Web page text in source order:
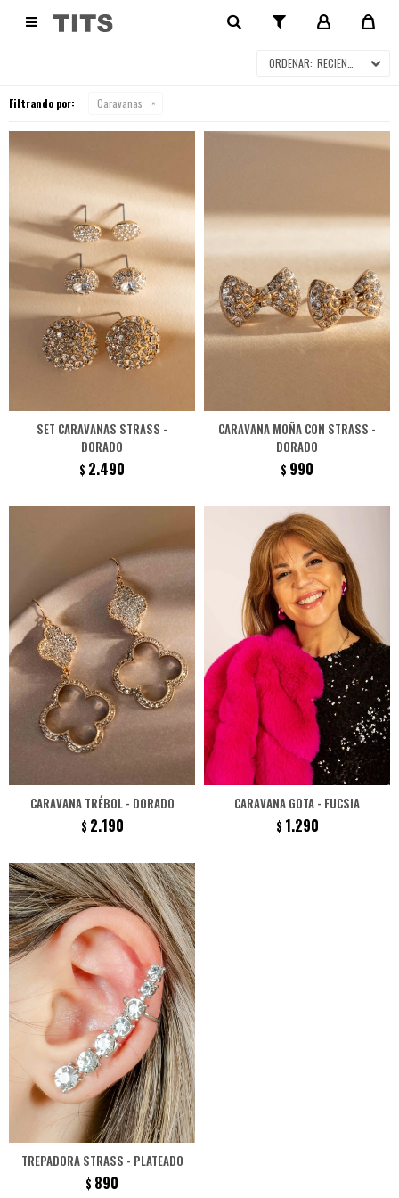
 CARAVANAS
RECIENTES
Filtrando por: Caravanas
SET CARAVANAS STRASS -
DORADO
$ 2.490
CARAVANA MOÑA CON STRASS -
DORADO
$ 990
CARAVANA TRÉBOL - DORADO
$ 2.190
CARAVANA GOTA - FUCSIA
$ 1.290
TREPADORA STRASS - PLATEADO
$ 890